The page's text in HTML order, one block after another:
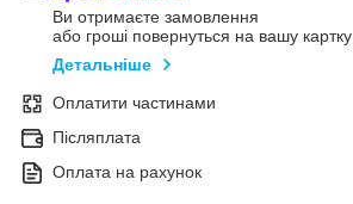
Ви отримаєте замовлення
або гроші повернуться на вашу картку
Детальніше
Оплатити частинами
Післяплата
Оплата на рахунок